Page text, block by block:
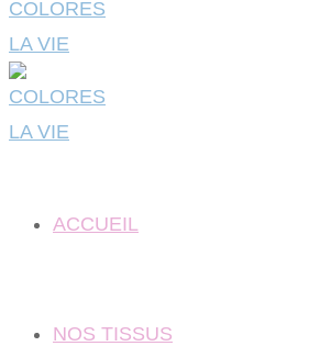
ACCUEIL
NOS TISSUS